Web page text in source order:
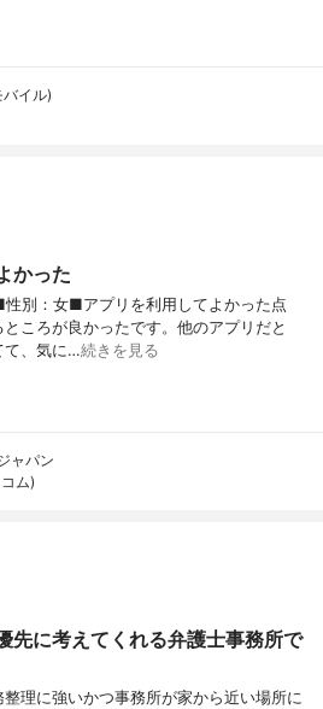
イル)
かった
別：女■アプリを利用してよかった点
ところが良かったです。他のアプリだと
て、気に…続きを見る
ャパン
ム)
先に考えてくれる弁護士事務所で
理に強いかつ事務所が家から近い場所に